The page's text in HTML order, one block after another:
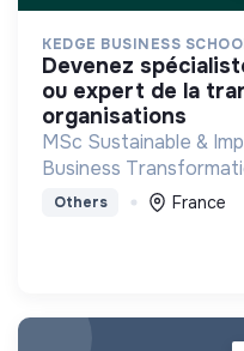
KEDGE BUSINESS
devenez spécialiste de la finance durable
ou expert de la
organisations
MSc Sustainable &
Business
Others France